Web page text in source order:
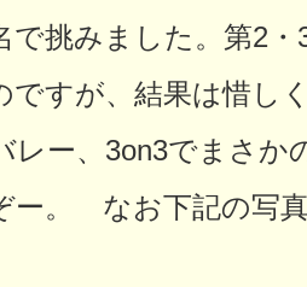
で挑みました。第2
ですが、結果は惜し
レー、3on3でまさか
ー。 なお下記の写